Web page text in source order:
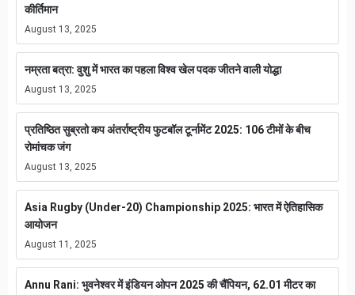
कीर्तिमान
August 13, 2025
नम्रता बत्रा: वुशु में भारत का पहला विश्व खेल पदक जीतने वाली योद्धा
August 13, 2025
प्रतिष्ठित सुब्रतो कप अंतर्राष्ट्रीय फुटबॉल टूर्नामेंट 2025: 106 टीमों के बीच
रोमांचक जंग
August 13, 2025
Asia Rugby (Under-20) Championship 2025: भारत में ऐतिहासिक
आयोजन
August 11, 2025
Annu Rani: भुवनेश्वर में इंडियन ओपन 2025 की चैंपियन, 62.01 मीटर का